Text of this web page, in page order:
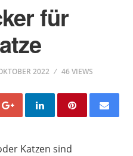
für
2022 46 VIEWS
Katzen sind